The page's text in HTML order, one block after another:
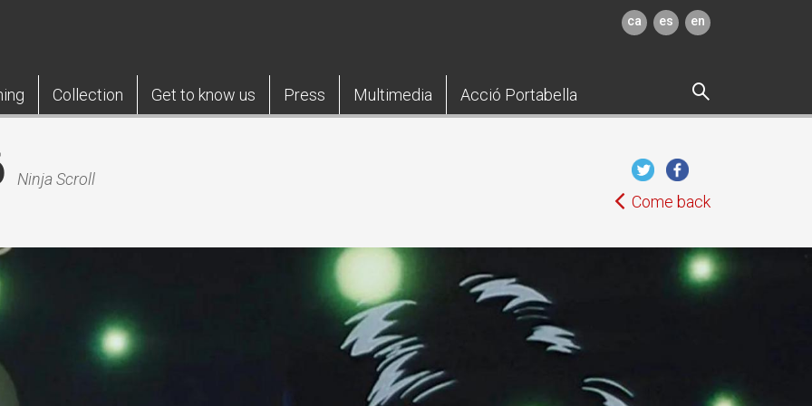
ca es en
Collection Get to know us Press Multimedia Acció Portabella
Ninja Scroll
Come back